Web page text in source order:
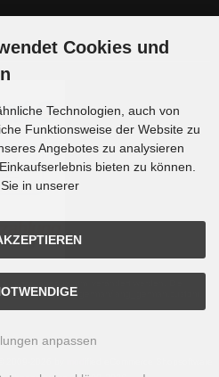
tpl_modified/lang/german/lang_german.custom.
Cookies und
Technologien, auch von
Funktionsweise der Website zu
Angebotes zu analysieren
bieten zu können.
in unserer
anpassen